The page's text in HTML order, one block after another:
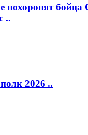
похоронят
..
2026 ..